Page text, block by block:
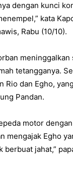
dengan kunci
kata
Rabu (10/10).
tetangganya.
Rio dan Egho,
Pandan.
motor
mengajak Egho
jahat,”